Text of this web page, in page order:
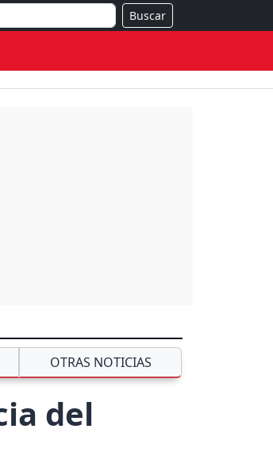
Buscar
OTRAS NOTICIAS
del